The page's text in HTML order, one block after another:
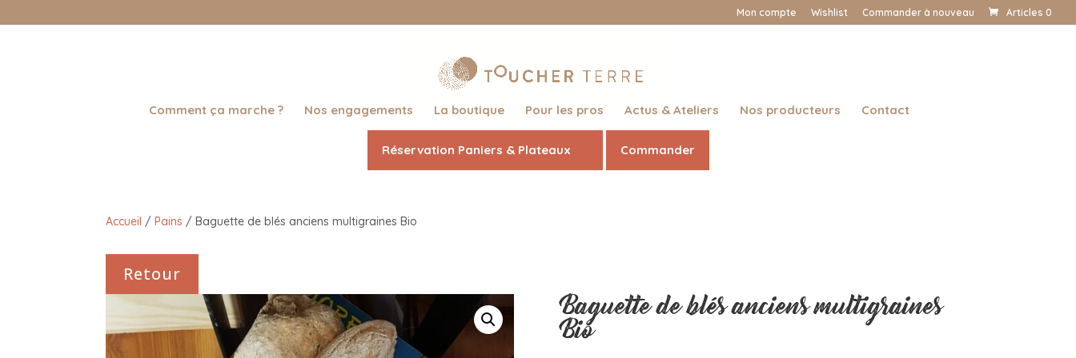
Mon compte Wishlist Commander à nouveau Articles 0
Comment ça marche ? Nos engagements La boutique Pour les pros Actus & Ateliers Nos producteurs Contact
Réservation Paniers & Plateaux Commander
Accueil / Pains / Baguette de blés anciens multigraines Bio
Retour
Baguette de blés anciens multigraines
Bio